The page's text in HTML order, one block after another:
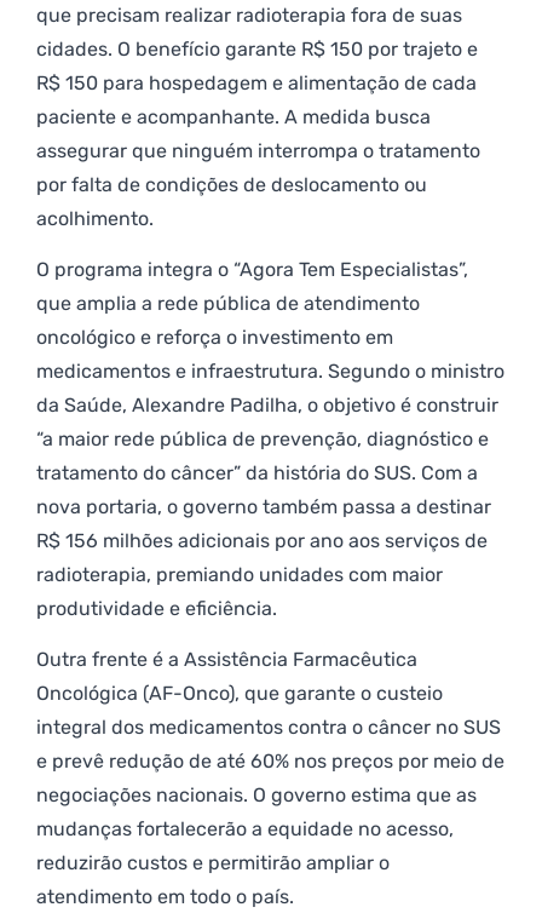
que precisam realizar radioterapia fora de suas
cidades. O benefício garante R$ 150 por trajeto e
R$ 150 para hospedagem e alimentação de cada
paciente e acompanhante. A medida busca
assegurar que ninguém interrompa o tratamento
por falta de condições de deslocamento ou
acolhimento.
O programa integra o “Agora Tem Especialistas”,
que amplia a rede pública de atendimento
oncológico e reforça o investimento em
medicamentos e infraestrutura. Segundo o ministro
da Saúde, Alexandre Padilha, o objetivo é construir
“a maior rede pública de prevenção, diagnóstico e
tratamento do câncer” da história do SUS. Com a
nova portaria, o governo também passa a destinar
R$ 156 milhões adicionais por ano aos serviços de
radioterapia, premiando unidades com maior
produtividade e eficiência.
Outra frente é a Assistência Farmacêutica
Oncológica (AF-Onco), que garante o custeio
integral dos medicamentos contra o câncer no SUS
e prevê redução de até 60% nos preços por meio de
negociações nacionais. O governo estima que as
mudanças fortalecerão a equidade no acesso,
reduzirão custos e permitirão ampliar o
atendimento em todo o país.